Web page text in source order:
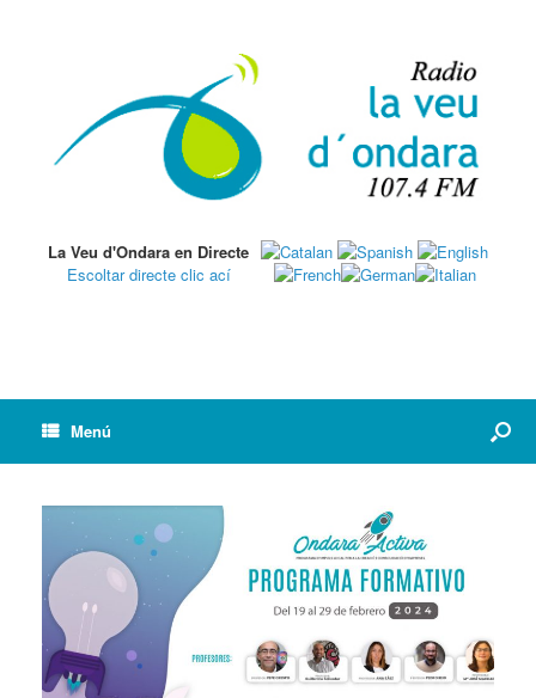
La Veu d'Ondara en Directe
Escoltar directe clic ací
Menú